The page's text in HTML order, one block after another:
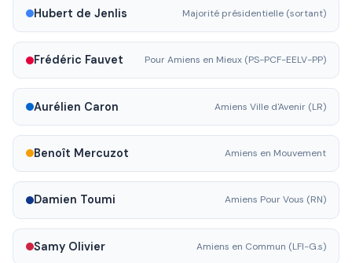
Hubert de Jenlis Majorité présidentielle (sortant)
Frédéric Fauvet Pour Amiens en Mieux (PS-PCF-EELV-PP)
Aurélien Caron Amiens Ville d'Avenir (LR)
Benoît Mercuzot Amiens en Mouvement
Damien Toumi Amiens Pour Vous (RN)
Samy Olivier Amiens en Commun (LFI-G.s)